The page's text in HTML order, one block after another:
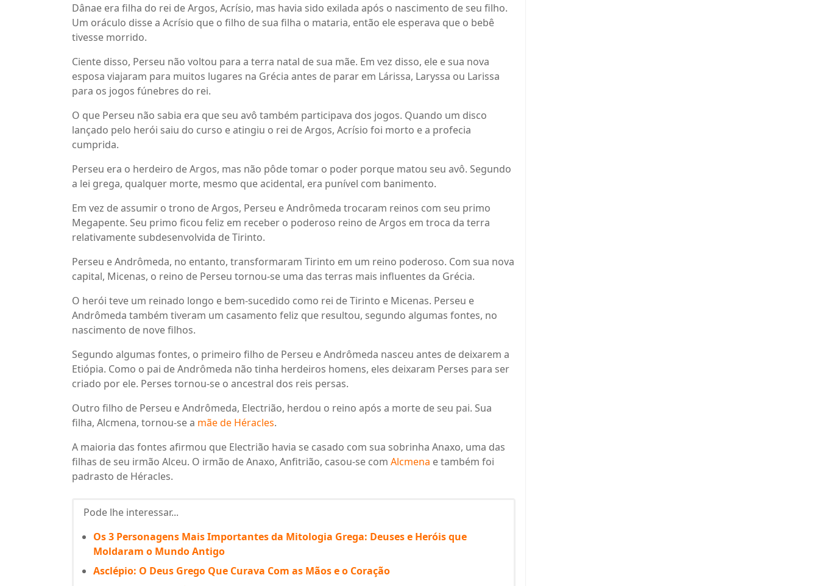
Dânae era filha do rei de Argos, Acrísio, mas havia sido exilada após o nascimento de seu filho.
Um oráculo disse a Acrísio que o filho de sua filha o mataria, então ele esperava que o bebê
tivesse morrido.
Ciente disso, Perseu não voltou para a terra natal de sua mãe. Em vez disso, ele e sua nova
esposa viajaram para muitos lugares na Grécia antes de parar em Lárissa, Laryssa ou Larissa
para os jogos fúnebres do rei.
O que Perseu não sabia era que seu avô também participava dos jogos. Quando um disco
lançado pelo herói saiu do curso e atingiu o rei de Argos, Acrísio foi morto e a profecia
cumprida.
Perseu era o herdeiro de Argos, mas não pôde tomar o poder porque matou seu avô. Segundo
a lei grega, qualquer morte, mesmo que acidental, era punível com banimento.
Em vez de assumir o trono de Argos, Perseu e Andrômeda trocaram reinos com seu primo
Megapente. Seu primo ficou feliz em receber o poderoso reino de Argos em troca da terra
relativamente subdesenvolvida de Tirinto.
Perseu e Andrômeda, no entanto, transformaram Tirinto em um reino poderoso. Com sua nova
capital, Micenas, o reino de Perseu tornou-se uma das terras mais influentes da Grécia.
O herói teve um reinado longo e bem-sucedido como rei de Tirinto e Micenas. Perseu e
Andrômeda também tiveram um casamento feliz que resultou, segundo algumas fontes, no
nascimento de nove filhos.
Segundo algumas fontes, o primeiro filho de Perseu e Andrômeda nasceu antes de deixarem a
Etiópia. Como o pai de Andrômeda não tinha herdeiros homens, eles deixaram Perses para ser
criado por ele. Perses tornou-se o ancestral dos reis persas.
Outro filho de Perseu e Andrômeda, Electrião, herdou o reino após a morte de seu pai. Sua
filha, Alcmena, tornou-se a mãe de Héracles.
A maioria das fontes afirmou que Electrião havia se casado com sua sobrinha Anaxo, uma das
filhas de seu irmão Alceu. O irmão de Anaxo, Anfitrião, casou-se com Alcmena e também foi
padrasto de Héracles.
Pode lhe interessar...
Os 3 Personagens Mais Importantes da Mitologia Grega: Deuses e Heróis que
Moldaram o Mundo Antigo
Asclépio: O Deus Grego Que Curava Com as Mãos e o Coração